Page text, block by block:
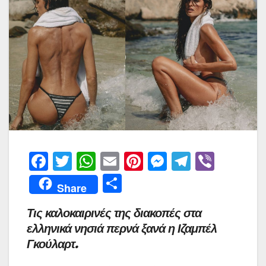
F
a
c
e
b
o
T
w
itt
er
W
h
at
s
A
E
m
ai
l
Pi
e
st
M
s
e
T
gr
a
Share
οι
ρ
α
Τις καλοκαιρινές της διακοπές στα
ελληνικά νησιά περνά ξανά η Ιζαμπέλ
Γκούλαρτ.